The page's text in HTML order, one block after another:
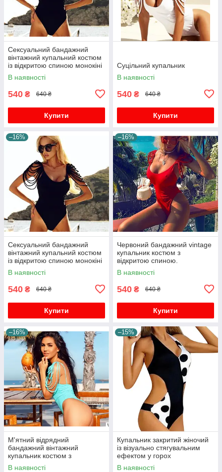
Сексуальний бандажний
вінтажний купальний костюм
із відкритою спиною монокіні
боді пляжний одяг плавання
В наявності
540 ₴ 640 ₴
Купити
Суцільний купальник
В наявності
540 ₴ 640 ₴
Купити
–16%
Сексуальний бандажний
вінтажний купальний костюм
із відкритою спиною монокіні
боді пляжний одяг плавання
В наявності
540 ₴ 640 ₴
Купити
–16%
Червоний бандажний vintage
купальник костюм з
відкритою спиною.
В наявності
540 ₴ 640 ₴
Купити
–16%
М'ятний відрядний
бандажний вінтажний
купальник костюм з
відкритою спиною
В наявності
–15%
Купальник закритий жіночий
із візуально стягувальним
ефектом у горох
В наявності